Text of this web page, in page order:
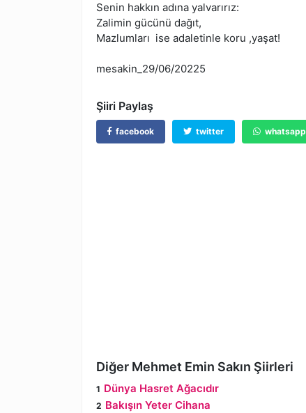
Senin hakkın adına yalvarırız:
Zalimin gücünü dağıt,
Mazlumları ise adaletinle koru ,yaşat!
mesakin_29/06/20225
Şiiri Paylaş
facebook twitter whatsapp
Diğer Mehmet Emin Sakın Şiirleri
Dünya Hasret Ağacıdır
Bakışın Yeter Cihana